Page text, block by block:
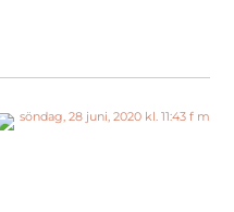
söndag, 28 juni, 2020 kl. 11:43 f m